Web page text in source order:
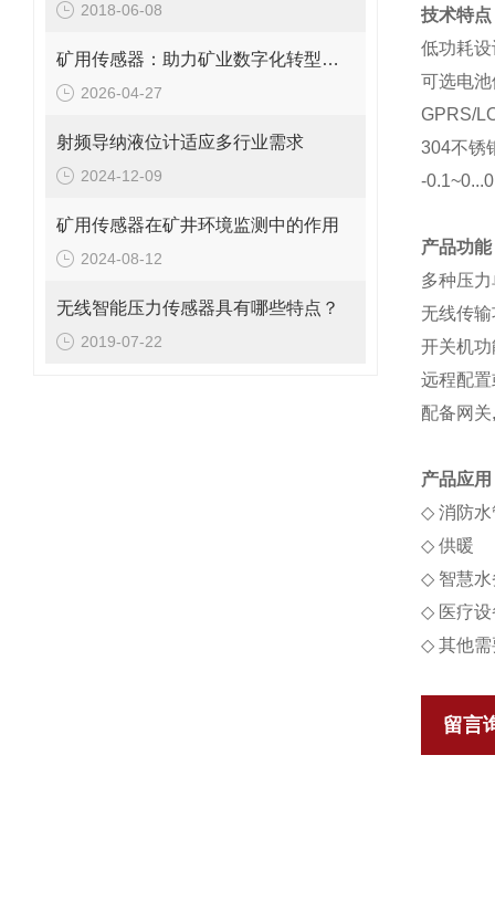
2018-06-08
矿用传感器：助力矿业数字化转型的核心技术
2026-04-27
射频导纳液位计适应多行业需求
2024-12-09
矿用传感器在矿井环境监测中的作用
2024-08-12
无线智能压力传感器具有哪些特点？
2019-07-22
技术特点
低功耗
可选电
GPRS/
304不锈
-
产品功能
多种压
无线传
开关机功
远程配
配备网关,
产品应用
◇ 消防
◇ 供暖
◇ 智慧
◇ 医疗
◇ 其他
留言